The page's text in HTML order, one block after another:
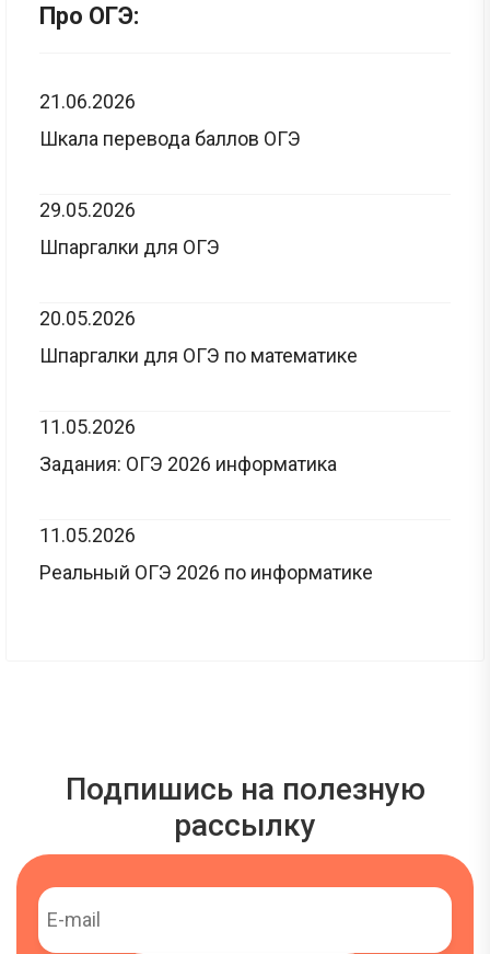
Про ОГЭ:
21.06.2026
Шкала перевода баллов ОГЭ
29.05.2026
Шпаргалки для ОГЭ
20.05.2026
Шпаргалки для ОГЭ по математике
11.05.2026
Задания: ОГЭ 2026 информатика
11.05.2026
Реальный ОГЭ 2026 по информатике
Подпишись на полезную
рассылку